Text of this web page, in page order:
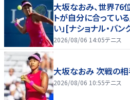
大坂なおみ、世界76
トが自分に合ってい
い」[ナショナル・バン
2026/08/06 14:05テニス
大坂なおみ 次戦の
2026/08/06 10:55テニス